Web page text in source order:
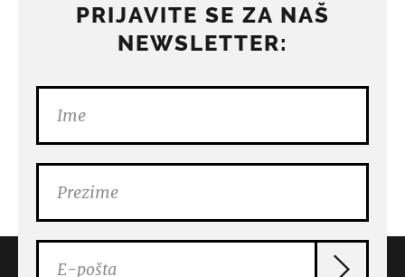
PRIJAVITE SE ZA NAŠ
NEWSLETTER: